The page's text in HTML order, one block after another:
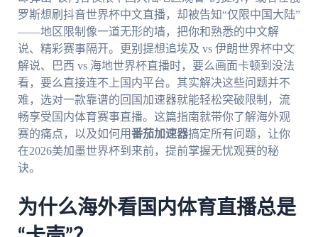
罗斯想刷抖音世界杯中文直播，却被告知“仅限中国大陆”
——地区限制像一道无形的墙，把你和熟悉的中文解
说、精彩赛事隔开。更别提想追埃及 vs 伊朗世界杯中文
解说、巴西 vs 海地世界杯直播时，要么画面卡顿到没法
看，要么直接连不上国内平台。其实解决这些问题并不
难，选对一款靠谱的回国加速器就能轻松突破限制，流
畅享受国内体育赛事直播。这篇指南就带你了解海外观
赛的痛点，以及如何用番茄加速器搞定所有问题，让你
在2026美加墨世界杯到来前，提前掌握无忧观赛的秘
诀。
为什么海外看国内体育直播总是